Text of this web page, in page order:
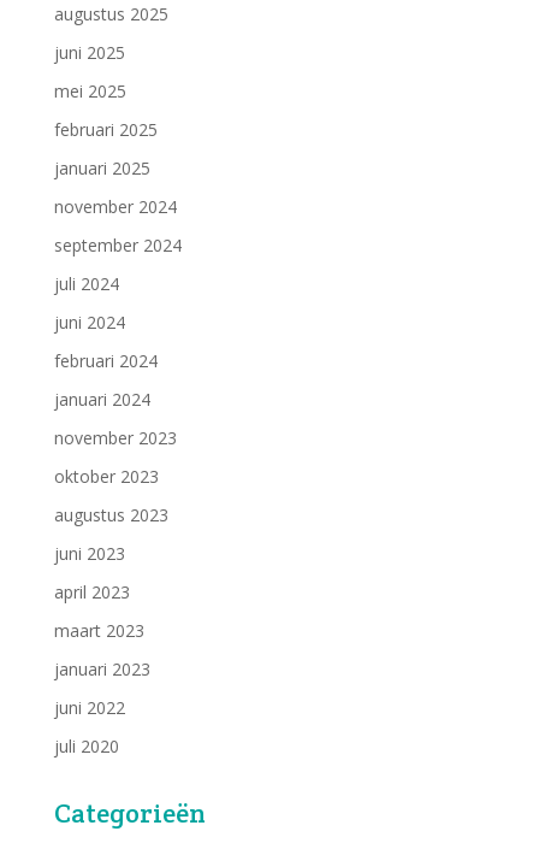
augustus 2025
juni 2025
mei 2025
februari 2025
januari 2025
november 2024
september 2024
juli 2024
juni 2024
februari 2024
januari 2024
november 2023
oktober 2023
augustus 2023
juni 2023
april 2023
maart 2023
januari 2023
juni 2022
juli 2020
Categorieën